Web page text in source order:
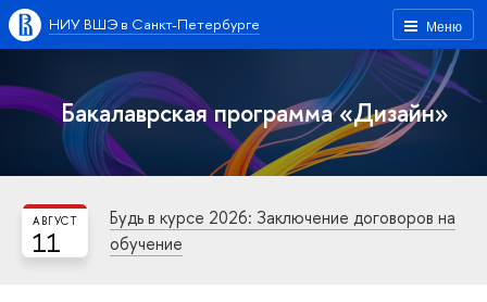
Меню
НИУ ВШЭ в Санкт-Петербурге
Бакалаврская программа «Дизайн»
11
АВГУСТ
Будь в курсе 2026: Заключение договоров на
обучение